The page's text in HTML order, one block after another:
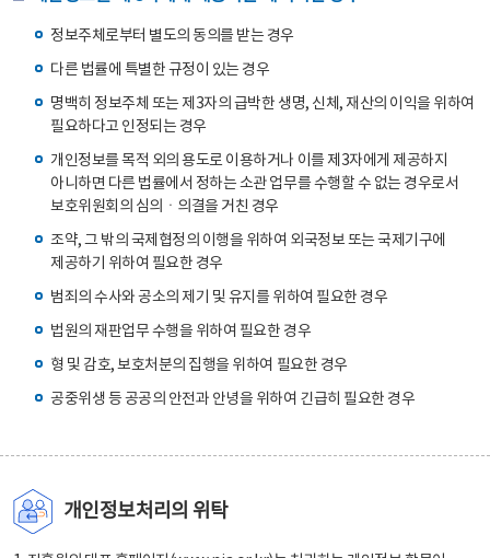
정보주체로부터 별도의 동의를 받는 경우
다른 법률에 특별한 규정이 있는 경우
명백히 정보주체 또는 제3자의 급박한 생명, 신체, 재산의 이익을 위하여
필요하다고 인정되는 경우
개인정보를 목적 외의 용도로 이용하거나 이를 제3자에게 제공하지
아니하면 다른 법률에서 정하는 소관 업무를 수행할 수 없는 경우로서
보호위원회의 심의ㆍ의결을 거친 경우
조약, 그 밖의 국제협정의 이행을 위하여 외국정보 또는 국제기구에
제공하기 위하여 필요한 경우
범죄의 수사와 공소의 제기 및 유지를 위하여 필요한 경우
법원의 재판업무 수행을 위하여 필요한 경우
형 및 감호, 보호처분의 집행을 위하여 필요한 경우
공중위생 등 공공의 안전과 안녕을 위하여 긴급히 필요한 경우
개인정보처리의 위탁